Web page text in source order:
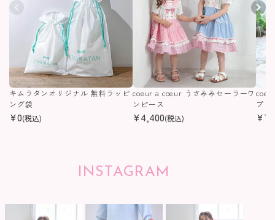
キムラタンオリジナル 無料ラッピ
ング袋
¥0(税込)
coeur a coeur うさみみセーラーワ
ンピース
¥4,400(税込)
プリ
¥
INSTAGRAM